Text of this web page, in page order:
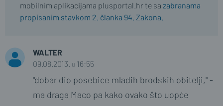
mobilnim aplikacijama plusportal.hr te sa zabranama
propisanim stavkom 2. članka 94. Zakona.
WALTER
09.08.2013. u 16:55
"dobar dio posebice mladih brodskih obitelji," -
ma draga Maco pa kako ovako što uopće